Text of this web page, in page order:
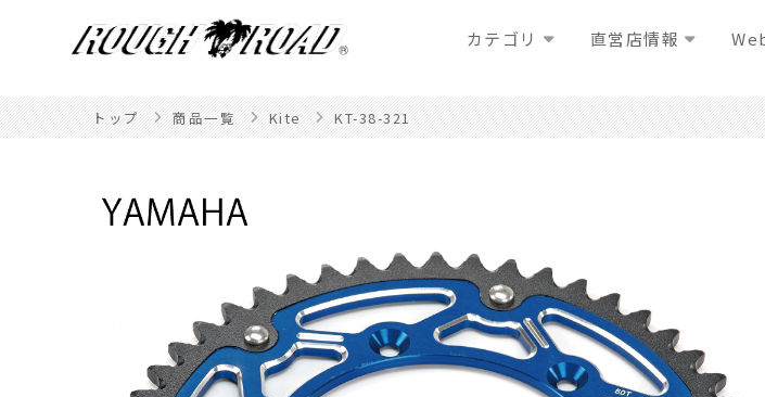
カテゴリ 直営店情報
トップ 商品一覧 Kite KT-38-321